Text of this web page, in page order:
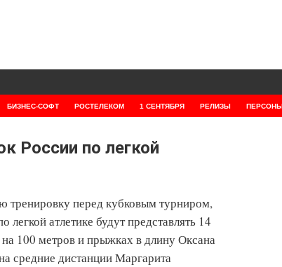
БИЗНЕС-СОФТ РОСТЕЛЕКОМ 1 СЕНТЯБРЯ РЕЛИЗЫ
России по легкой
тренировку перед кубковым турниром,
атлетике будут представлять 14
100 метров и прыжках в длину Оксана
средние дистанции Маргарита